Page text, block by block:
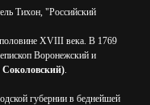
Тихон, "Российский
XVIII века. В 1769
Воронежский и
.
губернии в беднейшей